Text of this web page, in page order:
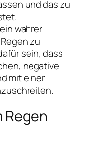
und das zu
wahrer
zu
sein, dass
negative
mit einer
Regen